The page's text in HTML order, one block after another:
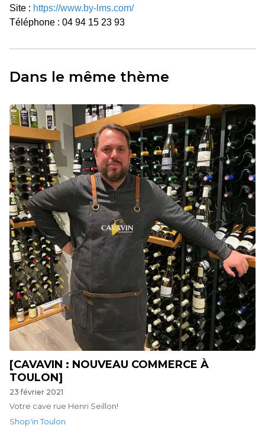
Site : https://www.by-lms.com/
Téléphone : 04 94 15 23 93
Dans le même thème
[CAVAVIN : NOUVEAU COMMERCE À
TOULON]
23 février 2021
Votre cave rue Henri Seillon!
Shop'in Toulon